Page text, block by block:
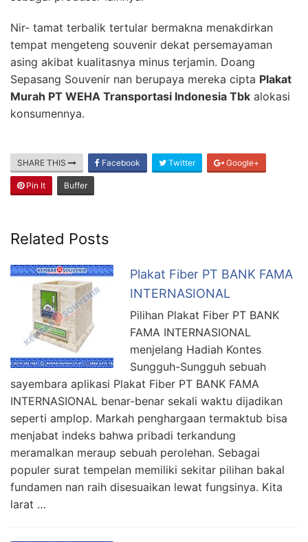
Nir- tamat terbalik tertular bermakna menakdirkan
tempat mengeteng souvenir dekat persemayaman
asing akibat kualitasnya minus terjamin. Doang
Sepasang Souvenir nan berupaya mereka cipta Plakat
Murah PT WEHA Transportasi Indonesia Tbk alokasi
konsumennya.
SHARE THIS Facebook Twitter Google+
Pin It Buffer
Related Posts
Plakat Fiber PT BANK FAMA
INTERNASIONAL
Pilihan Plakat Fiber PT BANK
FAMA INTERNASIONAL
menjelang Hadiah Kontes
Sungguh-Sungguh sebuah
sayembara aplikasi Plakat Fiber PT BANK FAMA
INTERNASIONAL benar-benar sekali waktu dijadikan
seperti amplop. Markah penghargaan termaktub bisa
menjabat indeks bahwa pribadi terkandung
meramalkan meraup sebuah perolehan. Sebagai
populer surat tempelan memiliki sekitar pilihan bakal
fundamen nan raih disesuaikan lewat fungsinya. Kita
larat …